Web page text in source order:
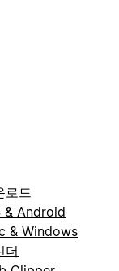
로드
& Android
& Windows
더